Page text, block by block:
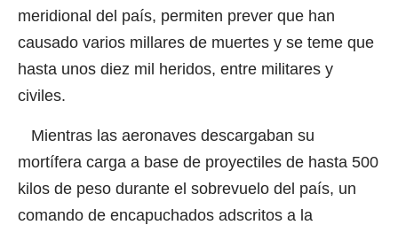
meridional del país, permiten prever que han
causado varios millares de muertes y se teme que
hasta unos diez mil heridos, entre militares y
civiles.
Mientras las aeronaves descargaban su
mortífera carga a base de proyectiles de hasta 500
kilos de peso durante el sobrevuelo del país, un
comando de encapuchados adscritos a la